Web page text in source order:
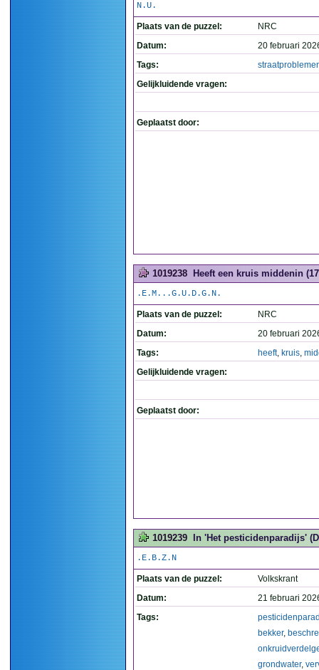
N.U.
Plaats van de puzzel:
NRC
Datum:
20 februari
Tags:
Gelijkluidende vragen:
Geplaatst door:
1019238 Heeft een kruis middenin
.E.M...G.U.D.G.N.
Plaats van de puzzel:
NRC
Datum:
20 februari
Tags:
heeft, kruis,
Gelijkluidende vragen:
Geplaatst door:
1019239 In 'Het pesticidenparadijs'
.E.B.Z.N
Plaats van de puzzel:
Volkskrant
Datum:
21 februari
Tags:
bekker,
grondwater,